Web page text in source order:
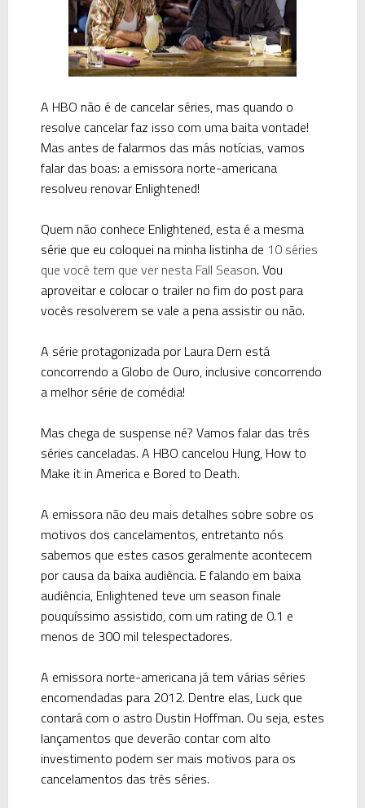
A HBO não é de cancelar séries, mas quando o
resolve cancelar faz isso com uma baita vontade!
Mas antes de falarmos das más notícias, vamos
falar das boas: a emissora norte-americana
resolveu renovar Enlightened!
Quem não conhece Enlightened, esta é a mesma
série que eu coloquei na minha listinha de 10 séries
que você tem que ver nesta Fall Season. Vou
aproveitar e colocar o trailer no fim do post para
vocês resolverem se vale a pena assistir ou não.
A série protagonizada por Laura Dern está
concorrendo a Globo de Ouro, inclusive concorrendo
a melhor série de comédia!
Mas chega de suspense né? Vamos falar das três
séries canceladas. A HBO cancelou Hung, How to
Make it in America e Bored to Death.
A emissora não deu mais detalhes sobre sobre os
motivos dos cancelamentos, entretanto nós
sabemos que estes casos geralmente acontecem
por causa da baixa audiência. E falando em baixa
audiência, Enlightened teve um season finale
pouquíssimo assistido, com um rating de 0.1 e
menos de 300 mil telespectadores.
A emissora norte-americana já tem várias séries
encomendadas para 2012. Dentre elas, Luck que
contará com o astro Dustin Hoffman. Ou seja, estes
lançamentos que deverão contar com alto
investimento podem ser mais motivos para os
cancelamentos das três séries.